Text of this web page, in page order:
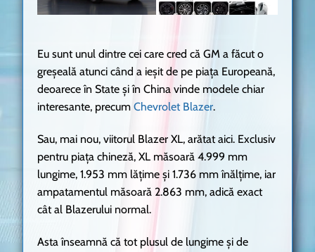
Eu sunt unul dintre cei care cred că GM a făcut o
greșeală atunci când a ieșit de pe piața Europeană,
deoarece în State și în China vinde modele chiar
interesante, precum Chevrolet Blazer.
Sau, mai nou, viitorul Blazer XL, arătat aici. Exclusiv
pentru piața chineză, XL măsoară 4.999 mm
lungime, 1.953 mm lățime și 1.736 mm înălțime, iar
ampatamentul măsoară 2.863 mm, adică exact
cât al Blazerului normal.
Asta înseamnă că tot plusul de lungime și de